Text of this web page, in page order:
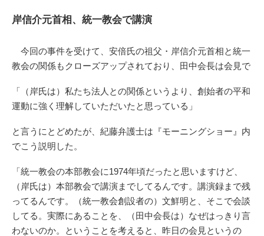
岸信介元首相、統一教会で講演
今回の事件を受けて、安倍氏の祖父・岸信介元首相と統一
教会の関係もクローズアップされており、田中会長は会見で
「（岸氏は）私たち法人との関係というより、創始者の平和
運動に強く理解していただいたと思っている」
と言うにとどめたが、紀藤弁護士は『モーニングショー』内
でこう説明した。
「統一教会の本部教会に1974年頃だったと思いますけど、
（岸氏は）本部教会で講演までしてるんです。講演録まで残
ってるんです。（統一教会創設者の）文鮮明と、そこで会談
してる。実際にあることを、（田中会長は）なぜはっきり言
わないのか。ということを考えると、昨日の会見というの